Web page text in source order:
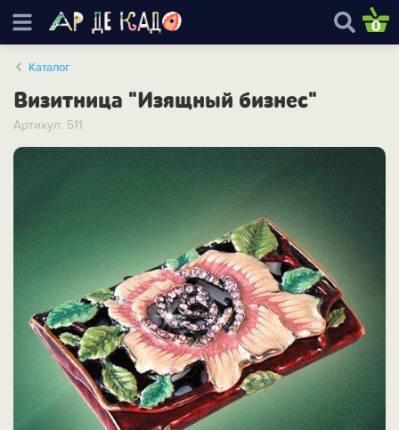
0
Каталог
Визитница "Изящный бизнес"
Артикул: 511